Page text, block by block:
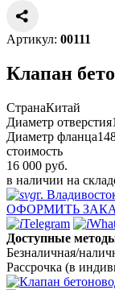
Артикул: 00111
Клапан
СтранаКитай
Диаметр отверстия
Диаметр фланца
стоимость
16 000 руб.
в наличии на
г.
ОФОРМИТЬ
Telegram
Доступные
Безналичная/
Рассрочка (в